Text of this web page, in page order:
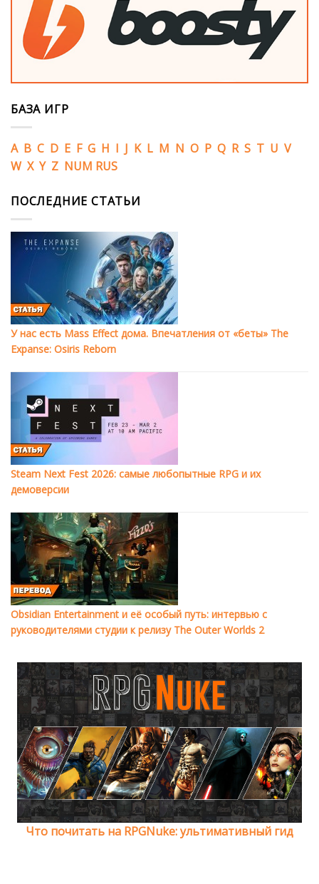
БАЗА ИГР
A B C D E F G H I J K L M N O P Q R S T U V
W X Y Z NUM RUS
ПОСЛЕДНИЕ СТАТЬИ
У нас есть Mass Effect дома. Впечатления от «беты» The
Expanse: Osiris Reborn
Steam Next Fest 2026: самые любопытные RPG и их
демоверсии
Obsidian Entertainment и её особый путь: интервью с
руководителями студии к релизу The Outer Worlds 2
Что почитать на RPGNuke: ультимативный гид